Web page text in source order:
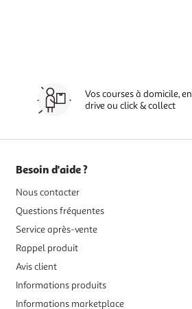
Vos courses à domicile, en
drive ou click & collect
Besoin d'aide ?
Nous contacter
Questions fréquentes
Service après-vente
Rappel produit
Avis client
Informations produits
Informations marketplace